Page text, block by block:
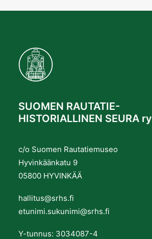
SUOMEN RAUTATIE-
HISTORIALLINEN SEURA ry
c/o Suomen Rautatiemuseo
Hyvinkäänkatu 9
05800 HYVINKÄÄ
hallitus@srhs.fi
etunimi.sukunimi@srhs.fi
Y-tunnus: 3034087-4